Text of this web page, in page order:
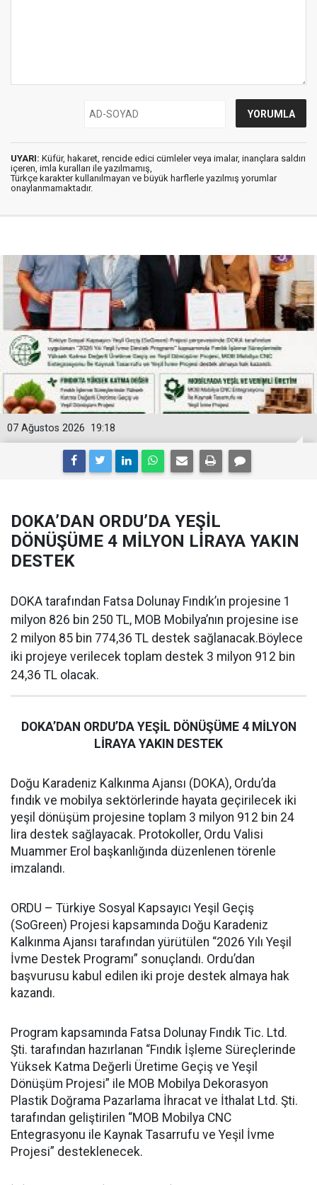
UYARI: Küfür, hakaret, rencide edici cümleler veya imalar, inançlara saldırı
içeren, imla kuralları ile yazılmamış,
Türkçe karakter kullanılmayan ve büyük harflerle yazılmış yorumlar
onaylanmamaktadır.
19:18
07 Ağustos 2026
DOKA’DAN ORDU’DA YEŞİL
DÖNÜŞÜME 4 MİLYON LİRAYA YAKIN
DESTEK
DOKA tarafından Fatsa Dolunay Fındık’ın projesine 1
milyon 826 bin 250 TL, MOB Mobilya’nın projesine ise
2 milyon 85 bin 774,36 TL destek sağlanacak.Böylece
iki projeye verilecek toplam destek 3 milyon 912 bin
24,36 TL olacak.
DOKA’DAN ORDU’DA YEŞİL DÖNÜŞÜME 4 MİLYON
LİRAYA YAKIN DESTEK
Doğu Karadeniz Kalkınma Ajansı (DOKA), Ordu’da
fındık ve mobilya sektörlerinde hayata geçirilecek iki
yeşil dönüşüm projesine toplam 3 milyon 912 bin 24
lira destek sağlayacak. Protokoller, Ordu Valisi
Muammer Erol başkanlığında düzenlenen törenle
imzalandı.
ORDU – Türkiye Sosyal Kapsayıcı Yeşil Geçiş
(SoGreen) Projesi kapsamında Doğu Karadeniz
Kalkınma Ajansı tarafından yürütülen “2026 Yılı Yeşil
İvme Destek Programı” sonuçlandı. Ordu’dan
başvurusu kabul edilen iki proje destek almaya hak
kazandı.
Program kapsamında Fatsa Dolunay Fındık Tic. Ltd.
Şti. tarafından hazırlanan “Fındık İşleme Süreçlerinde
Yüksek Katma Değerli Üretime Geçiş ve Yeşil
Dönüşüm Projesi” ile MOB Mobilya Dekorasyon
Plastik Doğrama Pazarlama İhracat ve İthalat Ltd. Şti.
tarafından geliştirilen “MOB Mobilya CNC
Entegrasyonu ile Kaynak Tasarrufu ve Yeşil İvme
Projesi” desteklenecek.